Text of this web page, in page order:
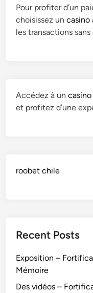
Pour profiter d’un
choisissez uncasino
les transactions
Accédez à un
et profitez d’une
roobet chile
Recent Posts
Exposition –
Mémoire
Des vidéos –